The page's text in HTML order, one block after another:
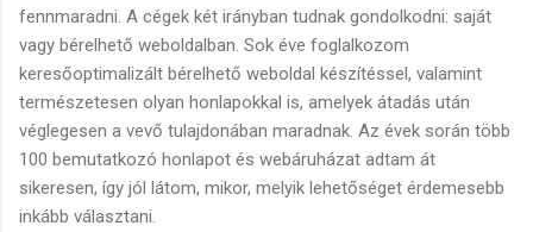
fennmaradni. A cégek két irányban tudnak gondolkodni: saját
vagy bérelhető weboldalban. Sok éve foglalkozom
keresőoptimalizált bérelhető weboldal készítéssel, valamint
természetesen olyan honlapokkal is, amelyek átadás után
véglegesen a vevő tulajdonában maradnak. Az évek során több
100 bemutatkozó honlapot és webáruházat adtam át
sikeresen, így jól látom, mikor, melyik lehetőséget érdemesebb
inkább választani.